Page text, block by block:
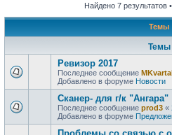
Найдено 7 результатов
Темы
Темы
Ревизор 2017
Последнее сообщение
Добавлено в форуме Новости
Сканер- для г/к "Ангара"
Последнее сообщение prod3 «
Добавлено в форуме
Проблемы со связью с